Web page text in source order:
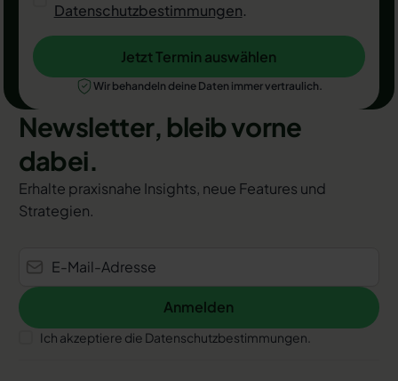
Datenschutzbestimmungen.
Jetzt Termin auswählen
Jetzt Termin auswählen
Wir behandeln deine Daten immer vertraulich.
Newsletter, bleib vorne
dabei.
Erhalte praxisnahe Insights, neue Features und
Strategien.
Anmelden
Anmelden
Ich akzeptiere die Datenschutzbestimmungen.